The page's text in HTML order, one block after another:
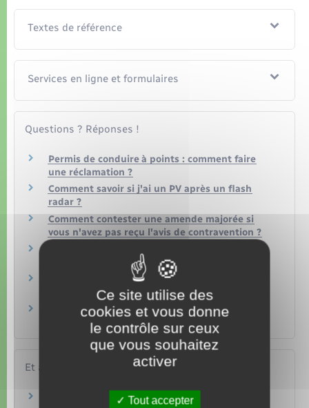
Textes de référence
Services en ligne et formulaires
Questions ? Réponses !
Permis de conduire à points : comment faire
une réclamation ?
Comment savoir si j'ai un PV après un flash
radar ?
Comment contester une amende majorée si
vous n'avez pas reçu l'avis de contravention ?
conduite sans permis ?
Contrôle routier : quelle amende en cas de
conduite sans assurance ?
Quelles sont les différences entre une
contravention, un délit et un crime ?
Et aussi
Infractions routières
Ce site utilise des
cookies et vous donne
le contrôle sur ceux
que vous souhaitez
activer
Tout accepter